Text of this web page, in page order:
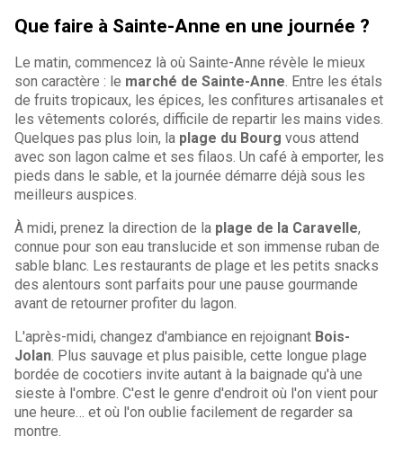
Que faire à Sainte-Anne en une journée ?
Le matin, commencez là où Sainte-Anne révèle le mieux
son caractère : le marché de Sainte-Anne. Entre les étals
de fruits tropicaux, les épices, les confitures artisanales et
les vêtements colorés, difficile de repartir les mains vides.
Quelques pas plus loin, la plage du Bourg vous attend
avec son lagon calme et ses filaos. Un café à emporter, les
pieds dans le sable, et la journée démarre déjà sous les
meilleurs auspices.
À midi, prenez la direction de la plage de la Caravelle,
connue pour son eau translucide et son immense ruban de
sable blanc. Les restaurants de plage et les petits snacks
des alentours sont parfaits pour une pause gourmande
avant de retourner profiter du lagon.
L'après-midi, changez d'ambiance en rejoignant Bois-
Jolan. Plus sauvage et plus paisible, cette longue plage
bordée de cocotiers invite autant à la baignade qu'à une
sieste à l'ombre. C'est le genre d'endroit où l'on vient pour
une heure… et où l'on oublie facilement de regarder sa
montre.